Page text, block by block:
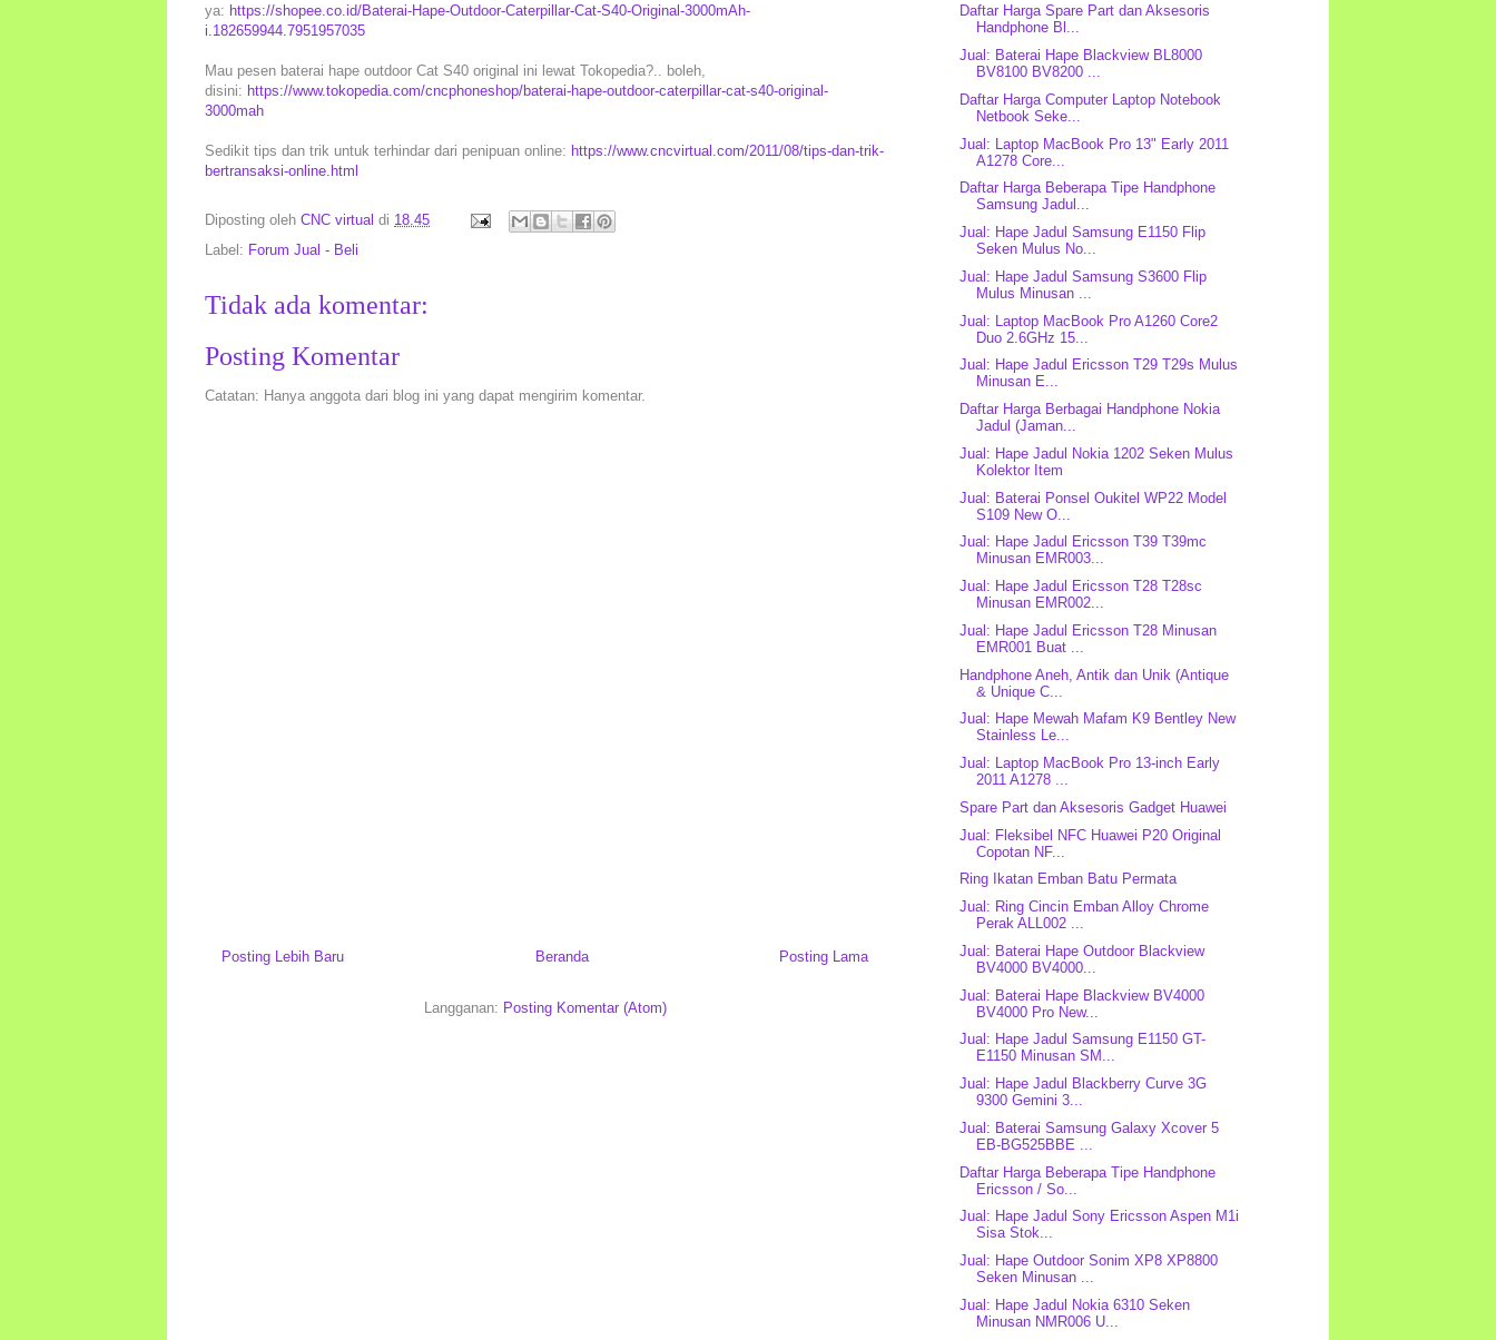
ya: https://shopee.co.id/Baterai-Hape-Outdoor-Caterpillar-Cat-S40-Original-3000mAh-
i.182659944.7951957035
Mau pesen baterai hape outdoor Cat S40 original ini lewat Tokopedia?.. boleh,
disini: https://www.tokopedia.com/cncphoneshop/baterai-hape-outdoor-caterpillar-cat-s40-original-
3000mah
Sedikit tips dan trik untuk terhindar dari penipuan online: https://www.cncvirtual.com/2011/08/tips-dan-trik-
bertransaksi-online.html
Diposting oleh CNC virtual di 18.45
Label: Forum Jual - Beli
Tidak ada komentar:
Posting Komentar
Catatan: Hanya anggota dari blog ini yang dapat mengirim komentar.
Posting Lebih Baru Posting Lama
Beranda
Langganan: Posting Komentar (Atom)
Daftar Harga Spare Part dan Aksesoris
Handphone Bl...
Jual: Baterai Hape Blackview BL8000
BV8100 BV8200 ...
Daftar Harga Computer Laptop Notebook
Netbook Seke...
Jual: Laptop MacBook Pro 13" Early 2011
A1278 Core...
Daftar Harga Beberapa Tipe Handphone
Samsung Jadul...
Jual: Hape Jadul Samsung E1150 Flip
Seken Mulus No...
Jual: Hape Jadul Samsung S3600 Flip
Mulus Minusan ...
Jual: Laptop MacBook Pro A1260 Core2
Duo 2.6GHz 15...
Jual: Hape Jadul Ericsson T29 T29s Mulus
Minusan E...
Daftar Harga Berbagai Handphone Nokia
Jadul (Jaman...
Jual: Hape Jadul Nokia 1202 Seken Mulus
Kolektor Item
Jual: Baterai Ponsel Oukitel WP22 Model
S109 New O...
Jual: Hape Jadul Ericsson T39 T39mc
Minusan EMR003...
Jual: Hape Jadul Ericsson T28 T28sc
Minusan EMR002...
Jual: Hape Jadul Ericsson T28 Minusan
EMR001 Buat ...
Handphone Aneh, Antik dan Unik (Antique
& Unique C...
Jual: Hape Mewah Mafam K9 Bentley New
Stainless Le...
Jual: Laptop MacBook Pro 13-inch Early
2011 A1278 ...
Spare Part dan Aksesoris Gadget Huawei
Jual: Fleksibel NFC Huawei P20 Original
Copotan NF...
Ring Ikatan Emban Batu Permata
Jual: Ring Cincin Emban Alloy Chrome
Perak ALL002 ...
Jual: Baterai Hape Outdoor Blackview
BV4000 BV4000...
Jual: Baterai Hape Blackview BV4000
BV4000 Pro New...
Jual: Hape Jadul Samsung E1150 GT-
E1150 Minusan SM...
Jual: Hape Jadul Blackberry Curve 3G
9300 Gemini 3...
Jual: Baterai Samsung Galaxy Xcover 5
EB-BG525BBE ...
Daftar Harga Beberapa Tipe Handphone
Ericsson / So...
Jual: Hape Jadul Sony Ericsson Aspen M1i
Sisa Stok...
Jual: Hape Outdoor Sonim XP8 XP8800
Seken Minusan ...
Jual: Hape Jadul Nokia 6310 Seken
Minusan NMR006 U...